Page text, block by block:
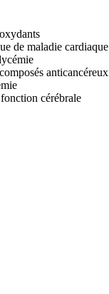
de maladie cardiaque
anticancéreux
cérébrale